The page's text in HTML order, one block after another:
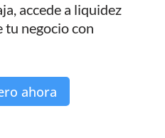
accede a liquidez
tu negocio con
ahora